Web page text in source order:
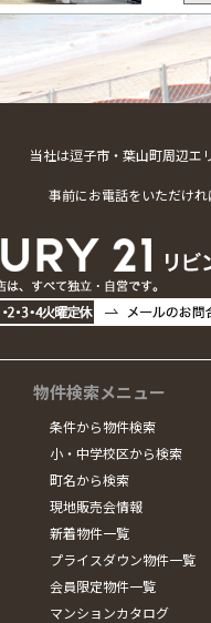
当社は逗子市・葉山町周辺エ
事前にお電話をいただけ
物件検索メニュー
条件から物件検索
小・中学校区から検索
町名から検索
現地販売会情報
新着物件一覧
プライスダウン物件一覧
会員限定物件一覧
マンションカタログ